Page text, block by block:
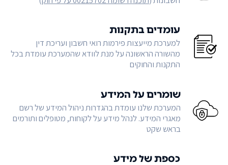
עומדים בתקנות
למערכת מייעצות פירמות רואי חשבון ועריכת דין
מהשורה הראשונה על מנת לוודא שהמערכת עומדת בכל
התקנות והחוקים
שומרים על המידע
המערכת שלנו עומדת בהגדרות ניהול המידע של רשם
מאגרי המידע. לנהל מידע על לקוחות, מטופלים ותורמים
בראש שקט
כספת של מידע